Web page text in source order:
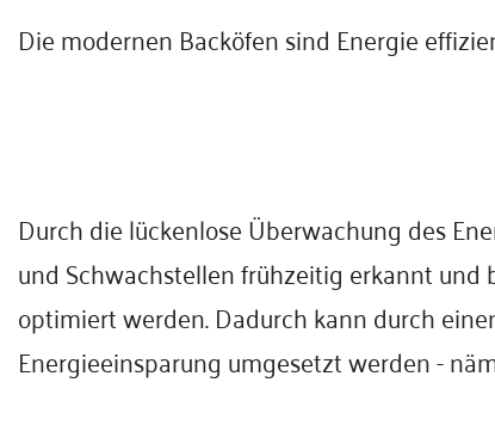
Die modernen Backöfen sind Energie
Durch die lückenlose Überwachung des
und Schwachstellen frühzeitig erkannt
optimiert werden. Dadurch kann durch
Energieeinsparung umgesetzt werden -